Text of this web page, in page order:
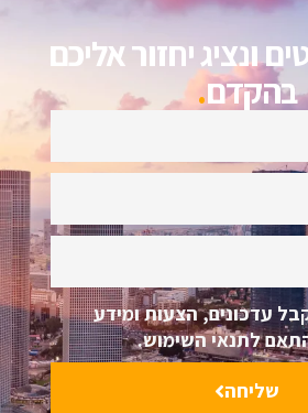
ונציג יחזור אליכם
בהקדם.
עדכונים, הצעות ומידע
לתנאי השימוש.
שליחה